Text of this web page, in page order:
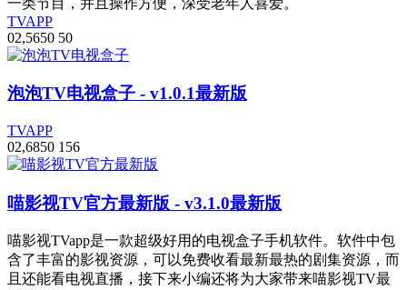
TVAPP
02,5650 50
泡泡TV电视盒子 - v1.0.1最新版
TVAPP
02,6850 156
喵影视TV官方最新版 - v3.1.0最新版
喵影视TVapp是一款超级好用的电视盒子手机软件。软件中包
含了丰富的影视资源，可以免费收看最新最热的剧集资源，而
且还能看电视直播，接下来小编还将为大家带来喵影视TV最